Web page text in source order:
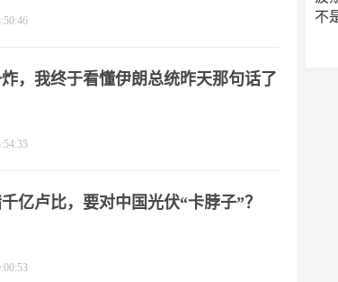
不
，我终于看懂伊朗总统昨天那句话了
亿卢比，要对中国光伏“卡脖子”？